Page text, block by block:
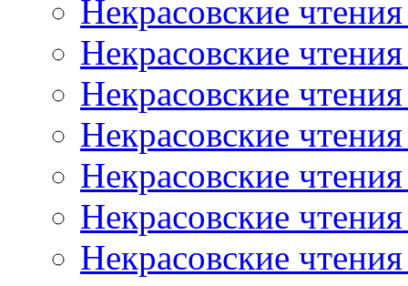
Некрасовские
Некрасовские
Некрасовские
Некрасовские
Некрасовские
Некрасовские
Некрасовские